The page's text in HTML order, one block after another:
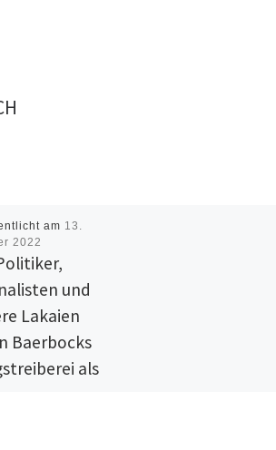
am 13.
2022
und
Lakaien
Baerbocks
als